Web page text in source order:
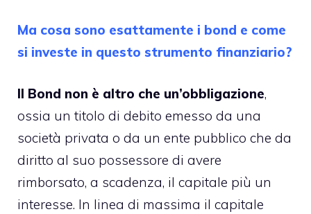
Ma cosa sono esattamente i bond e come
si investe in questo strumento finanziario?
Il Bond non è altro che un’obbligazione,
ossia un titolo di debito emesso da una
società privata o da un ente pubblico che da
diritto al suo possessore di avere
rimborsato, a scadenza, il capitale più un
interesse. In linea di massima il capitale